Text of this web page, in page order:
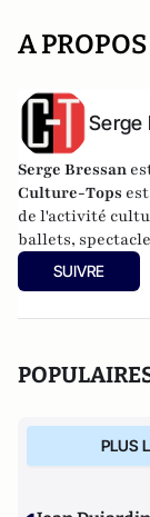
A
Serge
Serge Bressan
Culture-Tops
de l'activité
ballets,
SUIVRE
PLUS